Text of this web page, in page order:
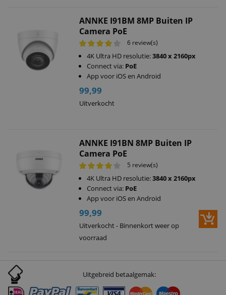
ANNKE I91BM 8MP Buiten IP
Camera PoE
6 review(s)
4K Ultra HD resolutie:3840 x 2160px
Connect via: PoE
App voor iOS en Android
99,99
Uitverkocht
ANNKE I91BN 8MP Buiten IP
Camera PoE
5 review(s)
4K Ultra HD resolutie:3840 x 2160px
Connect via: PoE
App voor iOS en Android
99,99
Uitverkocht - Binnenkort weer op
voorraad
Uitgebreid betaalgemak: